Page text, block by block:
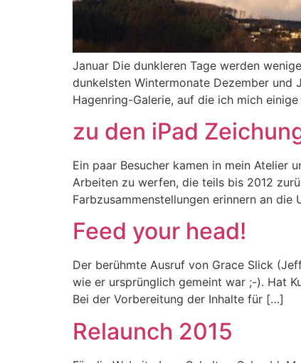
Januar Die dunkleren Tage werden
dunkelsten Wintermonate Dezember
Hagenring-Galerie, auf die ich mich
zu den iPad
Ein paar Besucher kamen in mein Atelier
Arbeiten zu werfen, die teils bis 2012
Farbzusammenstellungen erinnern an
Feed your head!
Der berühmte Ausruf von Grace Slick
wie er ursprünglich gemeint war ;-). Hat
Bei der Vorbereitung der Inhalte für […]
Relaunch 2015